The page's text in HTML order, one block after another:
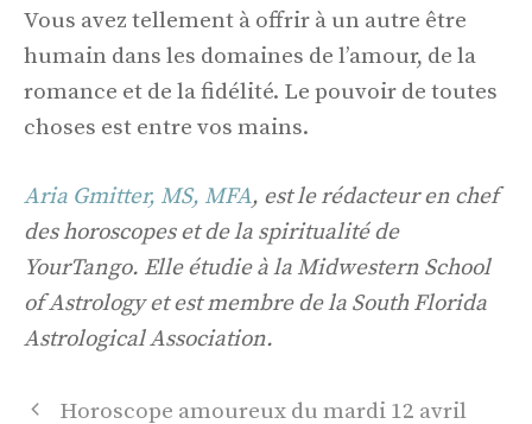
Vous avez tellement à offrir à un autre être
humain dans les domaines de l’amour, de la
romance et de la fidélité. Le pouvoir de toutes
choses est entre vos mains.
Aria Gmitter, MS, MFA, est le rédacteur en chef
des horoscopes et de la spiritualité de
YourTango. Elle étudie à la Midwestern School
of Astrology et est membre de la South Florida
Astrological Association.
Navigation
Horoscope amoureux du mardi 12 avril